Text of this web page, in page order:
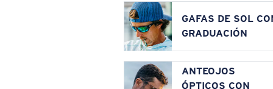
GAFAS DE SOL
GRADUACIÓN
ANTEOJOS
ÓPTICOS CON